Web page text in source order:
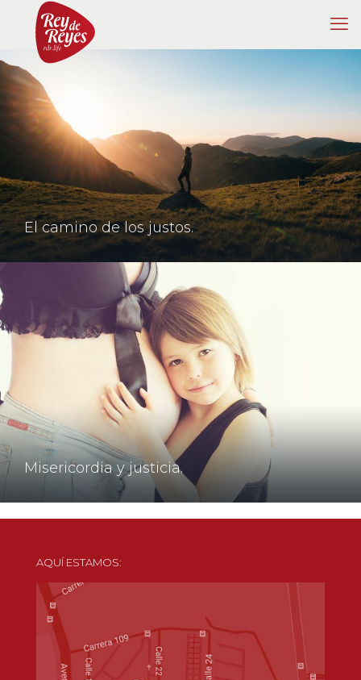
El camino de los justos.
Misericordia y justicia.
AQUÍ ESTAMOS: